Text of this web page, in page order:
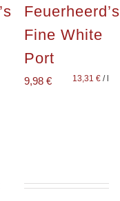
Feuerheerd’s
Fine White
Port
9,98€ 13,31 €/